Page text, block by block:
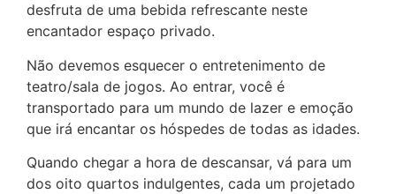
desfruta de uma bebida refrescante neste
encantador espaço privado.
Não devemos esquecer o entretenimento de
teatro/sala de jogos. Ao entrar, você é
transportado para um mundo de lazer e emoção
que irá encantar os hóspedes de todas as idades.
Quando chegar a hora de descansar, vá para um
dos oito quartos indulgentes, cada um projetado